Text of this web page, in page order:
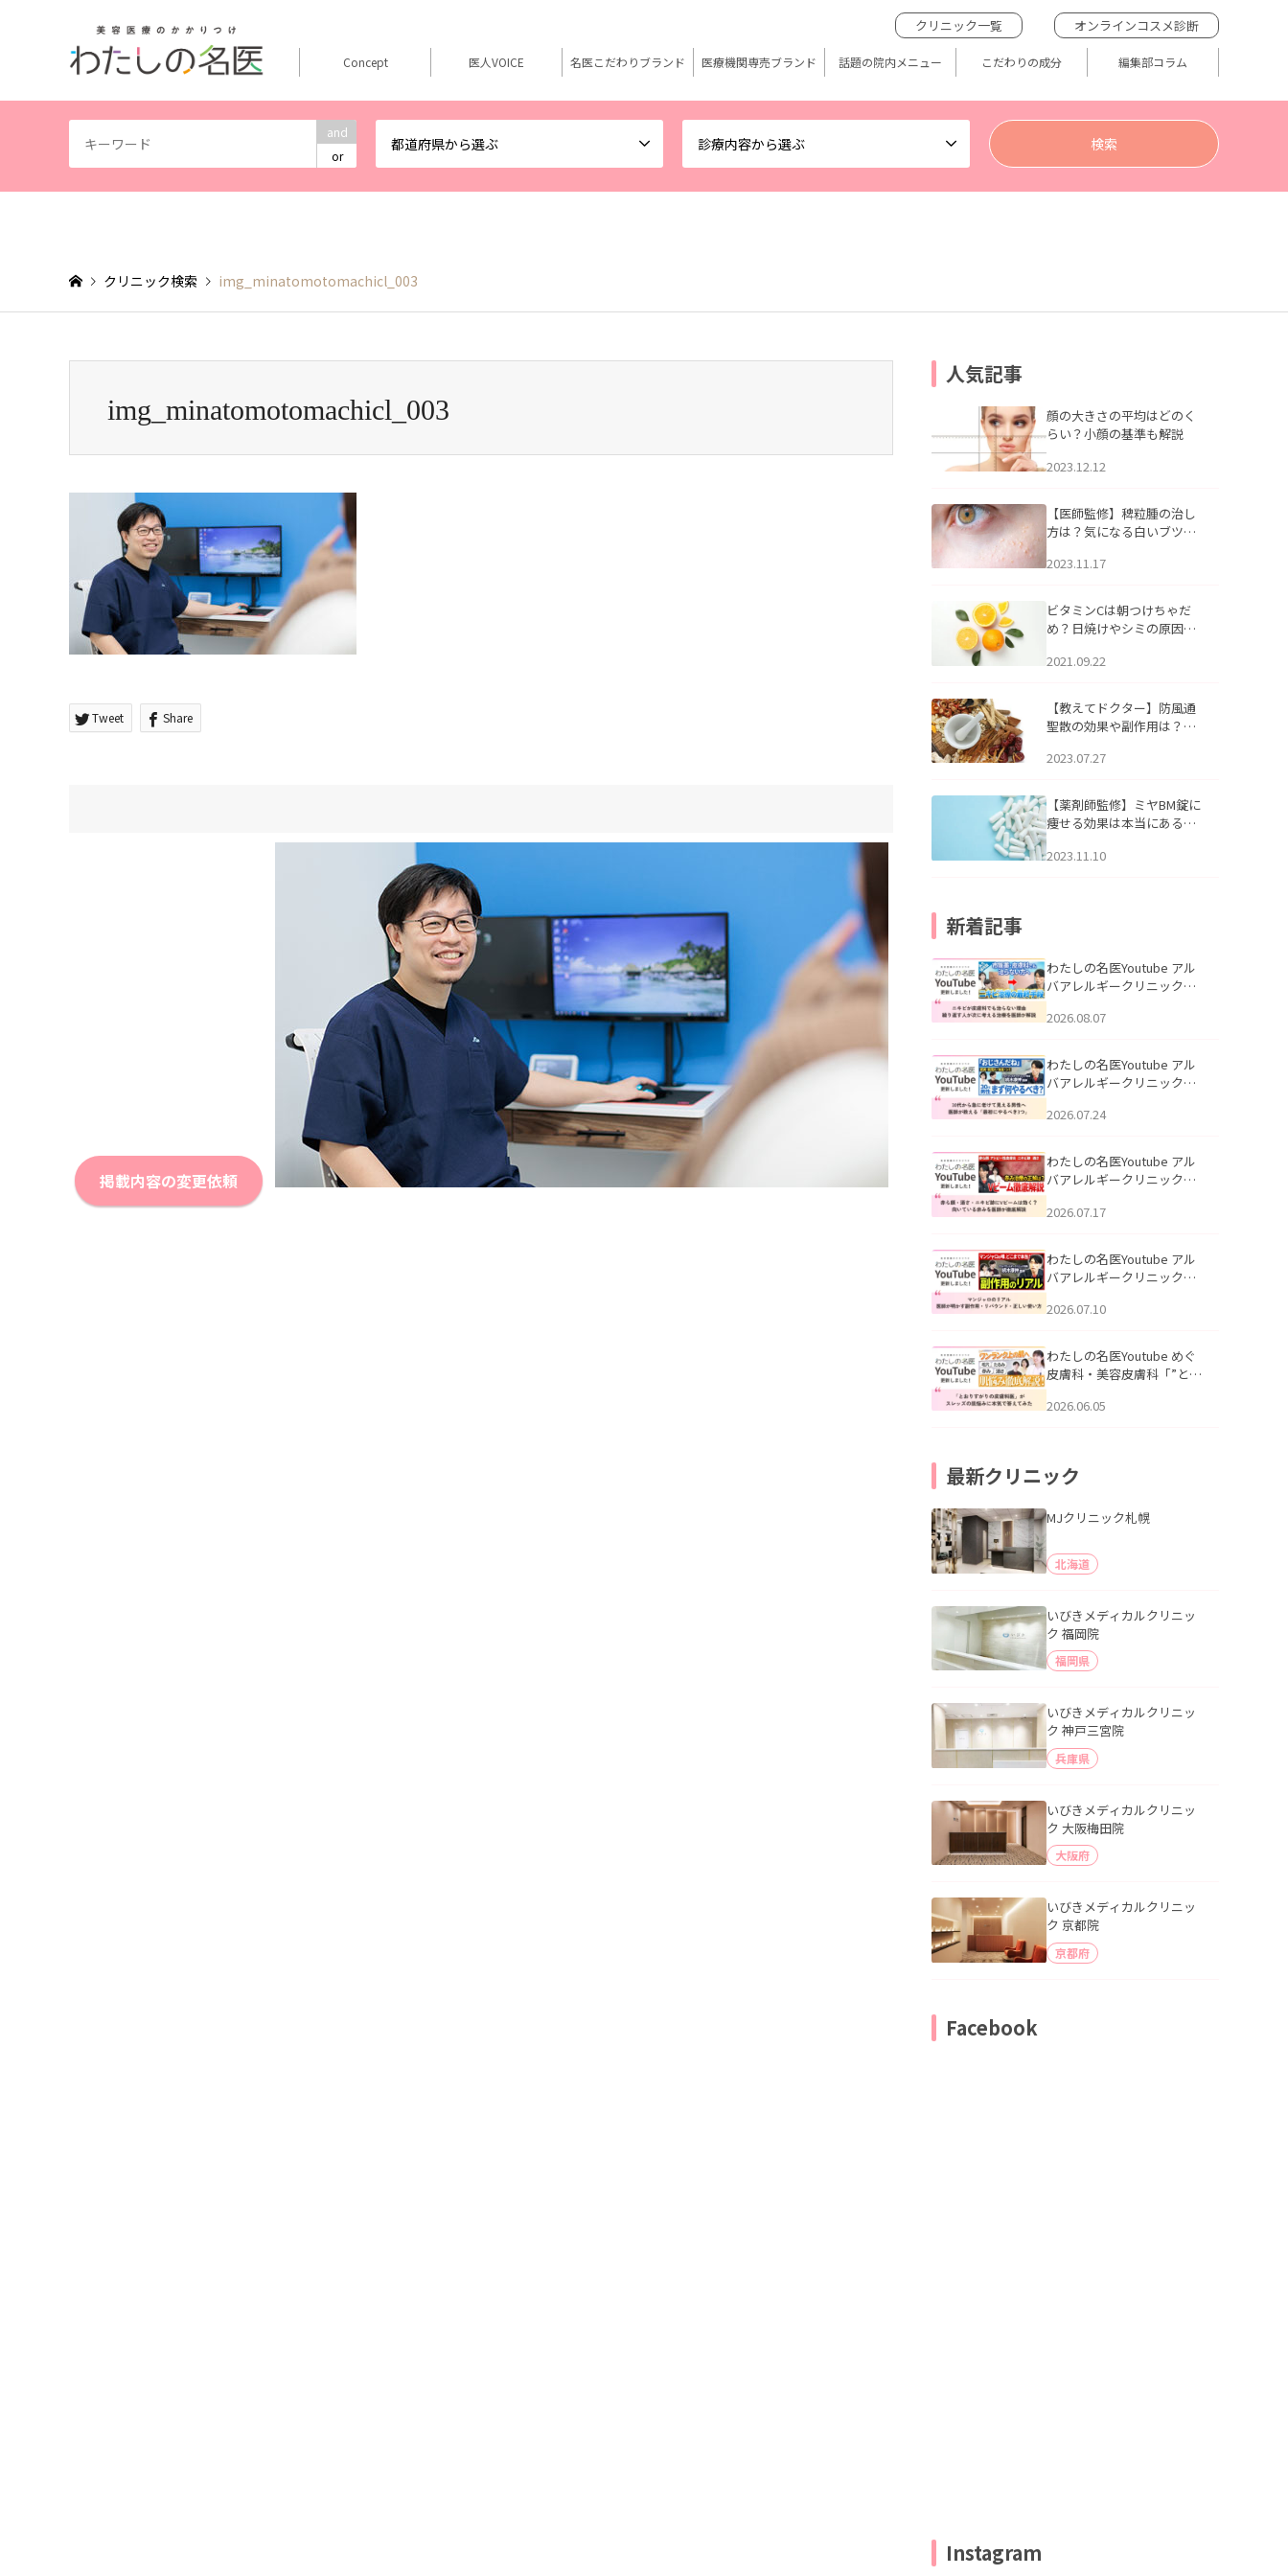
and
or
都道府県から選ぶ 診療内容から選ぶ
クリニック一覧 オンラインコスメ診断
Concept 医人VOICE 名医こだわりブランド 医療機関専売ブランド 話題の院内メニュー こだわりの成分 編集部コラム
クリニック検索 img_minatomotomachicl_003
img_minatomotomachicl_003
Tweet Share
掲載内容の変更依頼
人気記事
顔の大きさの平均はどのく
らい？小顔の基準も解説
2023.12.12
【医師監修】稗粒腫の治し
方は？気になる白いブツブ
アについて
2023.11.17
ビタミンCは朝つけちゃだ
め？日焼けやシミの原因に
2021.09.22
【教えてドクター】防風通
聖散の効果や副作用は？長
2023.07.27
【薬剤師監修】ミヤBM錠に
痩せる効果は本当にある
2023.11.10
新着記事
わたしの名医Youtube アル
バアレルギークリニック札
らない理由｜繰り返す人が
説」を公開いたしました。
2026.08.07
わたしの名医Youtube アル
バアレルギークリニック札
える男性へ｜医師が教える
公開いたしました。
2026.07.24
わたしの名医Youtube アル
バアレルギークリニック札
跡にVビームは効く？向いて
説」を公開いたしました。
2026.07.17
わたしの名医Youtube アル
バアレルギークリニック札
医師が明かす副作用・リバ
公開いたしました。
2026.07.10
わたしの名医Youtube めぐ
皮膚科・美容皮膚科「”とお
ッズの肌悩みに本気で答え
2026.06.05
最新クリニック
MJクリニック札幌
北海道
いびきメディカルクリニッ
ク 福岡院
福岡県
いびきメディカルクリニッ
ク 神戸三宮院
兵庫県
いびきメディカルクリニッ
ク 大阪梅田院
大阪府
いびきメディカルクリニッ
ク 京都院
京都府
Facebook
Instagram